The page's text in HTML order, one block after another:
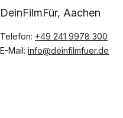
DeinFilmFür, Aachen
Telefon: +49 241 9978 300
E-Mail: info@deinfilmfuer.de